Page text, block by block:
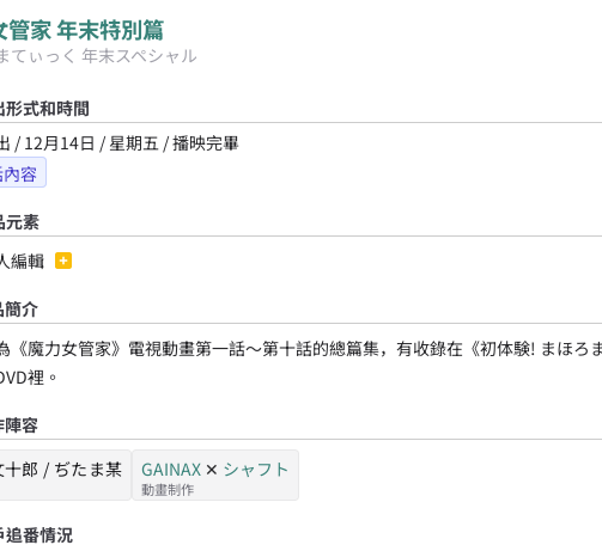
管家 年末特別篇
てぃっく 年末スペシャル
形式和時間
/ 12月14日 / 星期五 / 播映完畢
容
元素
編輯
簡介
《魔力女管家》電視動畫第一話～第十話的總篇集，有收錄在《初体験! まほろ
裡。
陣容
十郎 / ぢたま某
GAINAX ✕ シャフト
動畫制作
追番情況